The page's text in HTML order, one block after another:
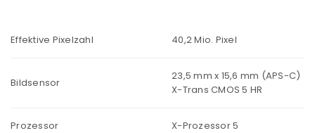
Effektive Pixelzahl 40,2 Mio. Pixel
Bildsensor
23,5 mm x 15,6 mm (APS-C)
X-Trans CMOS 5 HR
Prozessor X-Prozessor 5